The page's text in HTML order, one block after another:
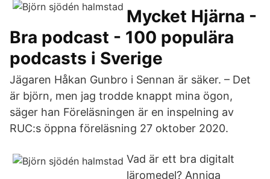
Mycket Hjärna -
Bra podcast - 100 populära
podcasts i Sverige
Jägaren Håkan Gunbro i Sennan är säker. – Det
är björn, men jag trodde knappt mina ögon,
säger han Föreläsningen är en inspelning av
RUC:s öppna föreläsning 27 oktober 2020.
Vad är ett bra digitalt
läromedel? Anniqa